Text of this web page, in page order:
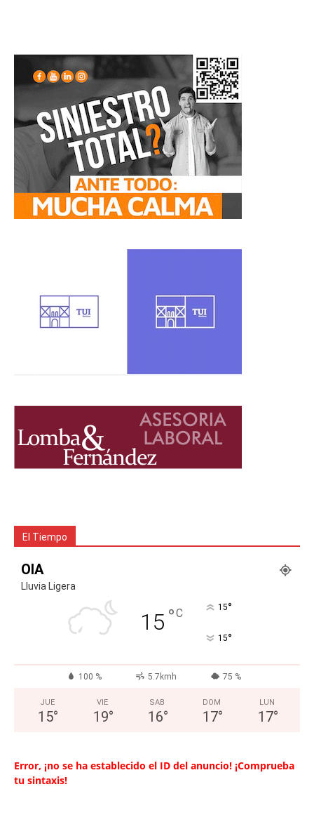
El Tiempo
OIA
Lluvia Ligera
15 °C 15°
15°
100 % 5.7kmh 75 %
JUE
15°
VIE
19°
SAB
16°
DOM
17°
LUN
17°
Error, ¡no se ha establecido el ID del anuncio! ¡Comprueba
tu sintaxis!